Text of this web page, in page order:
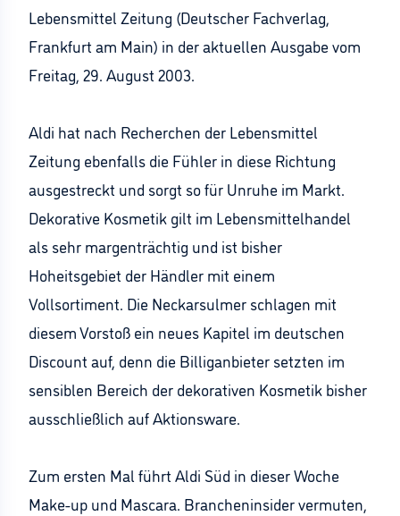
Lebensmittel Zeitung (Deutscher Fachverlag,
Frankfurt am Main) in der aktuellen Ausgabe vom
Freitag, 29. August 2003.
Aldi hat nach Recherchen der Lebensmittel
Zeitung ebenfalls die Fühler in diese Richtung
ausgestreckt und sorgt so für Unruhe im Markt.
Dekorative Kosmetik gilt im Lebensmittelhandel
als sehr margenträchtig und ist bisher
Hoheitsgebiet der Händler mit einem
Vollsortiment. Die Neckarsulmer schlagen mit
diesem Vorstoß ein neues Kapitel im deutschen
Discount auf, denn die Billiganbieter setzten im
sensiblen Bereich der dekorativen Kosmetik bisher
ausschließlich auf Aktionsware.
Zum ersten Mal führt Aldi Süd in dieser Woche
Make-up und Mascara. Brancheninsider vermuten,